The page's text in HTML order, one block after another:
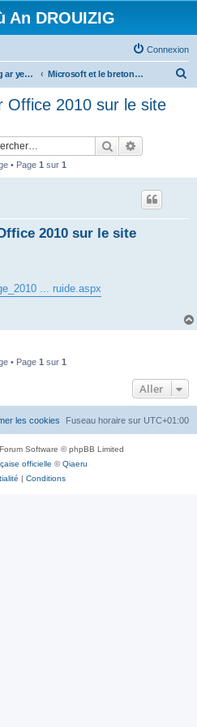
An DROUIZIG
Connexion
Ar stlenneg hag ar yezhoù bihan er bed a-bezh Microsoft et le breton - Microsoft and the Breton language
Office 2010 sur le site
Rechercher
• Page 1 sur 1
2010 sur le site
... ruide.aspx
• Page 1 sur 1
Aller
Fuseau horaire sur UTC+01:00
les cookies
Software © phpBB Limited
officielle ©Qiaeru
| Conditions